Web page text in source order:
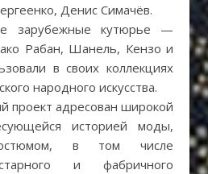
Денис Симачёв.
зарубежные кутюрье —
Рабан, Шанель, Кензо и
в своих коллекциях
народного искусства.
проект адресован широкой
историей моды,
в том числе
и фабричного